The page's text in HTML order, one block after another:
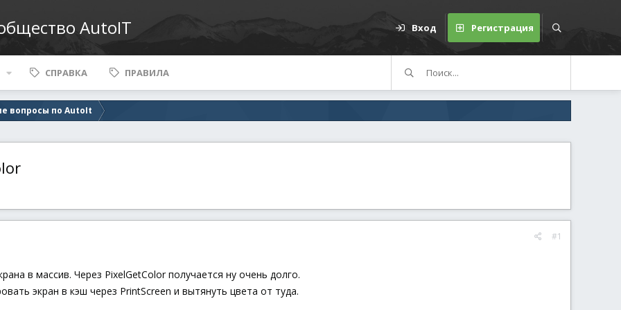
AutoIT Вход Регистрация
СПРАВКА ПРАВИЛА
вопросы по AutoIt
#1
в массив. Через PixelGetColor получается ну очень долго.
экран в кэш через PrintScreen и вытянуть цвета от туда.